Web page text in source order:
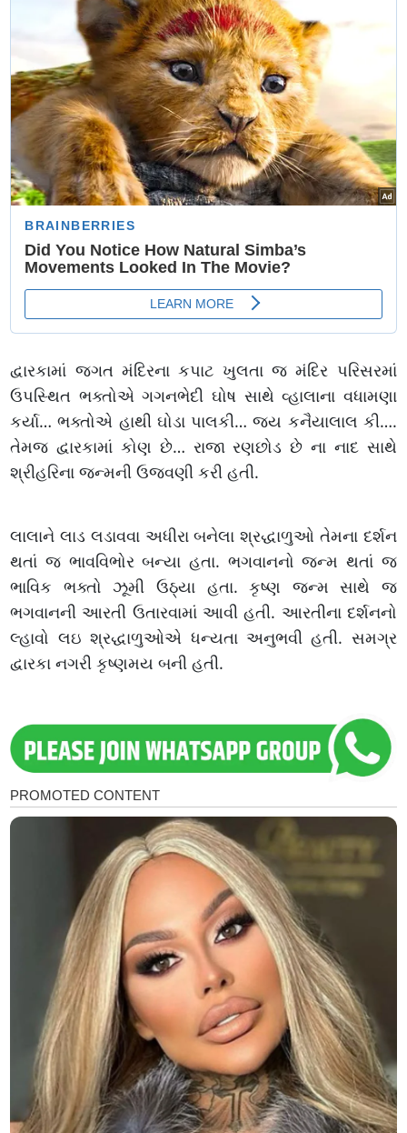
દ્વારકામાં જગત મંદિરના કપાટ ખુલતા જ મંદિર પરિસરમાં
ઉપસ્થિત ભક્તોએ ગગનભેદી ઘોષ સાથે વ્હાલાના વધામણા
કર્યા… ભક્તોએ હાથી ઘોડા પાલકી… જય કનૈયાલાલ કી….
તેમજ દ્વારકામાં કોણ છે… રાજા રણછોડ છે ના નાદ સાથે
શ્રીહરિના જન્મની ઉજવણી કરી હતી.
લાલાને લાડ લડાવવા અધીરા બનેલા શ્રદ્ધાળુઓ તેમના દર્શન
થતાં જ ભાવવિભોર બન્યા હતા. ભગવાનનો જન્મ થતાં જ
ભાવિક ભક્તો ઝૂમી ઉઠ્યા હતા. કૃષ્ણ જન્મ સાથે જ
ભગવાનની આરતી ઉતારવામાં આવી હતી. આરતીના દર્શનનો
લ્હાવો લઇ શ્રદ્ધાળુઓએ ધન્યતા અનુભવી હતી. સમગ્ર
દ્વારકા નગરી કૃષ્ણમય બની હતી.